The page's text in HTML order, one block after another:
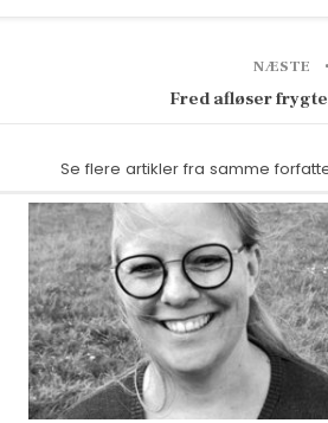
NÆSTE
Fred afløser
Se flere artikler fra samme